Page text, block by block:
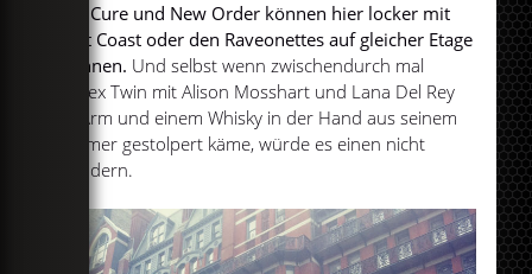
The Cure und New Order können hier locker mit
Best Coast oder den Raveonettes auf gleicher Etage
wohnen. Und selbst wenn zwischendurch mal
Aphex Twin mit Alison Mosshart und Lana Del Rey
im Arm und einem Whisky in der Hand aus seinem
Zimmer gestolpert käme, würde es einen nicht
wundern.